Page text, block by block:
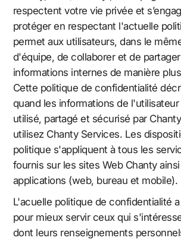
respectent votre vie privée et
protéger en respectant l'actuelle
permet aux utilisateurs, dans le
d'équipe, de collaborer et de
informations internes de manière
Cette politique de confidentialité
quand les informations de
utilisé, partagé et sécurisé par
utilisez Chanty Services. Les
politique s'appliquent à tous les
fournis sur les sites Web Chanty
applications (web, bureau et mobile).
L'acuelle politique de confidentialité
pour mieux servir ceux qui
dont leurs renseignements